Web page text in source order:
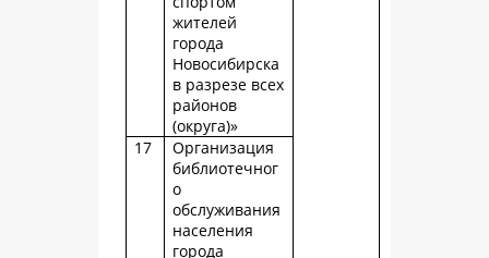
жителей
города
Новосибирска
в разрезе всех
районов
(округа)»
17
Организация
библиотечног
о
обслуживания
населения
города